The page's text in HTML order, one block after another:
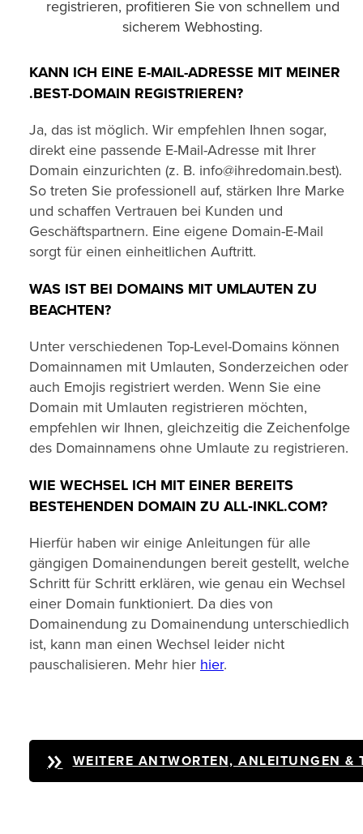
registrieren, profitieren Sie von schnellem und
sicherem Webhosting.
KANN ICH EINE E-MAIL-ADRESSE MIT MEINER
.BEST-DOMAIN REGISTRIEREN?
Ja, das ist möglich. Wir empfehlen Ihnen sogar,
direkt eine passende E-Mail-Adresse mit Ihrer
Domain einzurichten (z. B. info@ihredomain.best).
So treten Sie professionell auf, stärken Ihre Marke
und schaffen Vertrauen bei Kunden und
Geschäftspartnern. Eine eigene Domain-E-Mail
sorgt für einen einheitlichen Auftritt.
WAS IST BEI DOMAINS MIT UMLAUTEN ZU
BEACHTEN?
Unter verschiedenen Top-Level-Domains können
Domainnamen mit Umlauten, Sonderzeichen oder
auch Emojis registriert werden. Wenn Sie eine
Domain mit Umlauten registrieren möchten,
empfehlen wir Ihnen, gleichzeitig die Zeichenfolge
des Domainnamens ohne Umlaute zu registrieren.
WIE WECHSEL ICH MIT EINER BEREITS
BESTEHENDEN DOMAIN ZU ALL‑INKL.COM?
Hierfür haben wir einige Anleitungen für alle
gängigen Domainendungen bereit gestellt, welche
Schritt für Schritt erklären, wie genau ein Wechsel
einer Domain funktioniert. Da dies von
Domainendung zu Domainendung unterschiedlich
ist, kann man einen Wechsel leider nicht
pauschalisieren. Mehr hier hier.
WEITERE ANTWORTEN, ANLEITUNGEN &